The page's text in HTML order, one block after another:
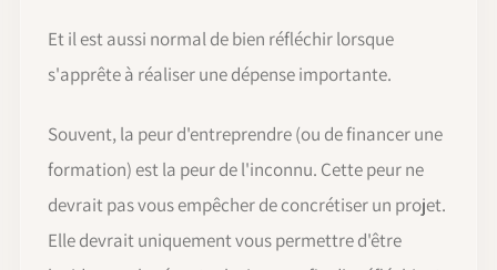
Et il est aussi normal de bien réfléchir lorsque
s'apprête à réaliser une dépense importante.
Souvent, la peur d'entreprendre (ou de financer une
formation) est la peur de l'inconnu. Cette peur ne
devrait pas vous empêcher de concrétiser un projet.
Elle devrait uniquement vous permettre d'être